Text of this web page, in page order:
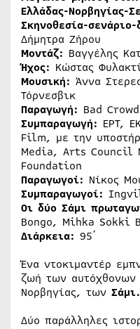
Ελλάδας-Νορβηγίας-
Σκηνοθεσία-
Δήμητρα Ζήρου
Μοντάζ: Βαγγέλης
Ήχος: Κώστας
Μουσική: Άννα
Τόρνεσβικ
Παραγωγή: Bad Crowd
Συμπαραγωγή: ΕΡΤ,
Film, με την
Media, Arts Council
Foundation
Παραγωγοί: Νίκος
Συμπαραγωγοί:
Οι δύο Σάμι
Bongo, Mihka Sokki
Διάρκεια: 95΄
Ένα ντοκιμαντέρ
ζωή των αυτόχθονων
Νορβηγίας, των Σάμι.
Δύο παράλληλες